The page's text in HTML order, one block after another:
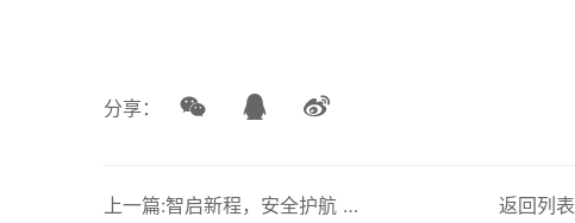
分享：
上一篇:智启新程，安全护航 —— 龙鼎源阀室改造解决方案 返回列表